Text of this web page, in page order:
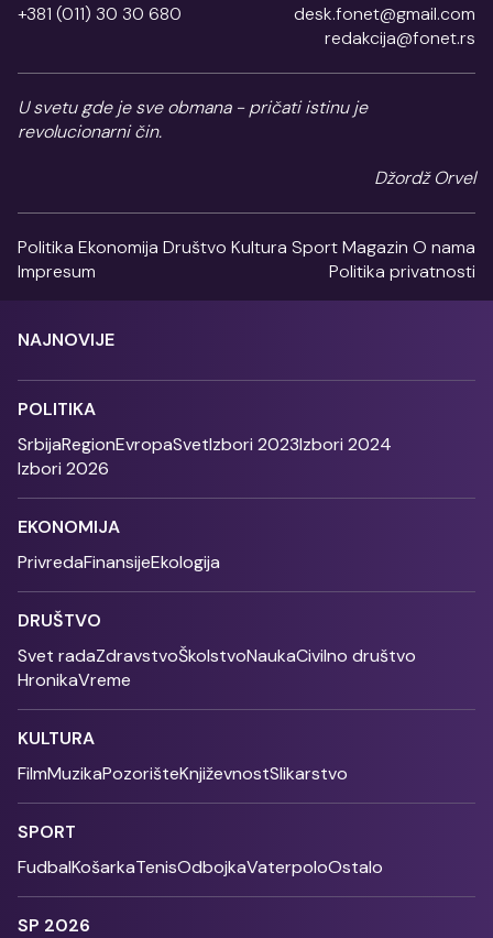
+381 (011) 30 30 680
desk.fonet@gmail.com
redakcija@fonet.rs
U svetu gde je sve obmana - pričati istinu je
revolucionarni čin.
Džordž Orvel
Politika Ekonomija Društvo Kultura SportMagazin O nama
Impresum
Politika privatnosti
NAJNOVIJE
POLITIKA
SrbijaRegionEvropaSvetIzbori 2023Izbori 2024
Izbori 2026
EKONOMIJA
PrivredaFinansijeEkologija
DRUŠTVO
Svet radaZdravstvoŠkolstvoNaukaCivilno društvo
HronikaVreme
KULTURA
FilmMuzikaPozorišteKnjiževnostSlikarstvo
SPORT
FudbalKošarkaTenisOdbojkaVaterpoloOstalo
SP 2026